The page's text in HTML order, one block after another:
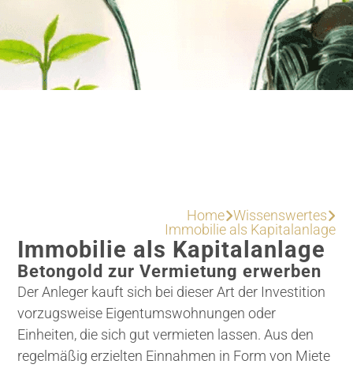
HomeWissenswertes
Immobilie als Kapitalanlage
Immobilie als Kapitalanlage
Betongold zur Vermietung erwerben
Der Anleger kauft sich bei dieser Art der Investition
vorzugsweise Eigentumswohnungen oder
Einheiten, die sich gut vermieten lassen. Aus den
regelmäßig erzielten Einnahmen in Form von Miete